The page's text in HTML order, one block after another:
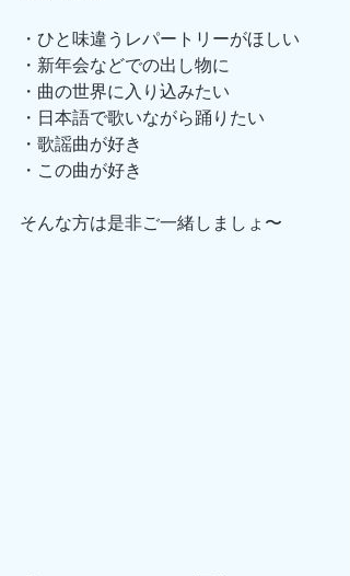
・ひと味違うレパートリーがほしい
・新年会などでの出し物に
・曲の世界に入り込みたい
・日本語で歌いながら踊りたい
・歌謡曲が好き
・この曲が好き
そんな方は是非ご一緒しましょ〜